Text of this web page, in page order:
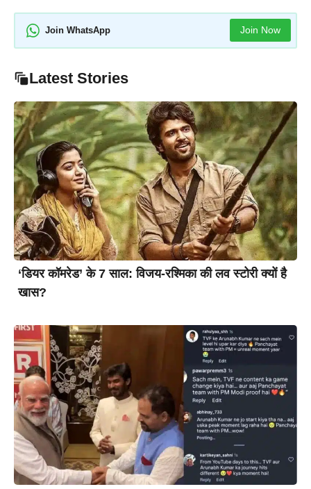
Join WhatsApp Join Now
Latest Stories
‘डियर कॉमरेड’ के 7 साल: विजय-रश्मिका की लव स्टोरी क्यों है
खास?